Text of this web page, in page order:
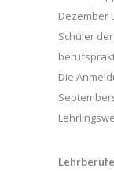
Dezember
Schüler
Die